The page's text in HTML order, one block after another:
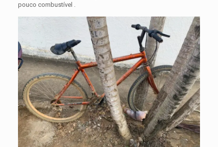
pouco combustível .